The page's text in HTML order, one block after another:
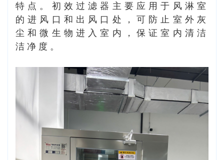
特点。初效过滤器主要应用于风淋室
的进风口和出风口处，可防止室外灰
尘和微生物进入室内，保证室内清洁
洁净度。